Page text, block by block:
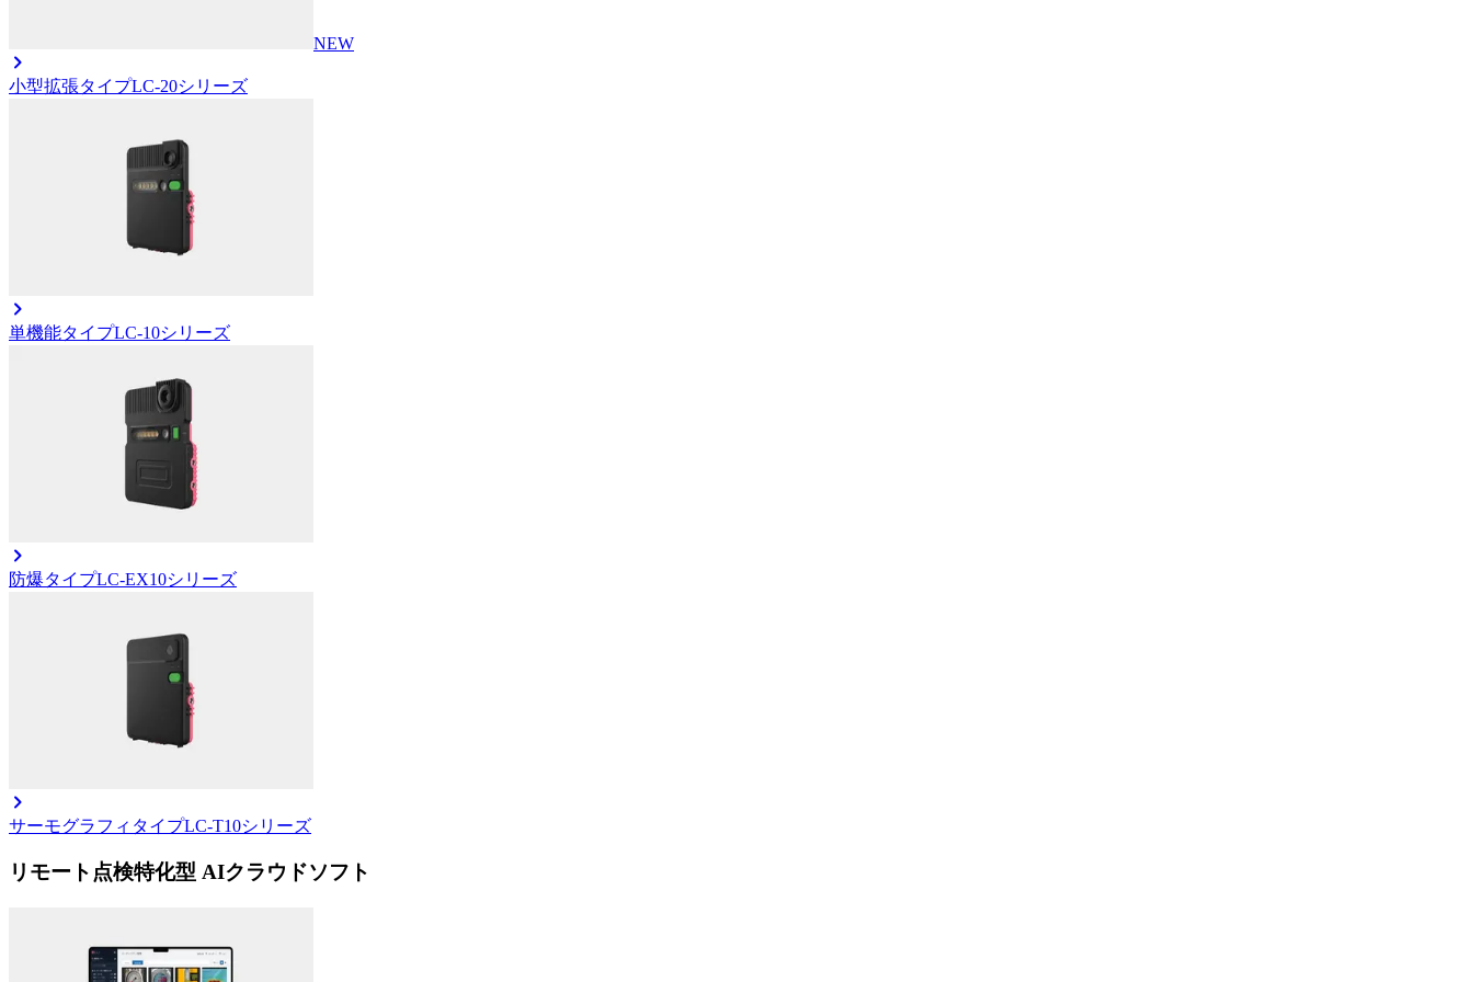
NEW
小型拡張タイプLC-20シリーズ
単機能タイプLC-10シリーズ
防爆タイプLC-EX10シリーズ
サーモグラフィタイプLC-T10シリーズ
リモート点検特化型 AIクラウドソフト